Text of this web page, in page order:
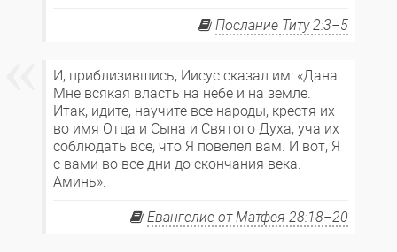
Послание Титу 2:3–5
И, приблизившись, Иисус сказал им: «Дана
Мне всякая власть на небе и на земле.
Итак, идите, научите все народы, крестя их
во имя Отца и Сына и Святого Духа, уча их
соблюдать всё, что Я повелел вам. И вот, Я
с вами во все дни до скончания века.
Аминь».
Евангелие от Матфея 28:18–20